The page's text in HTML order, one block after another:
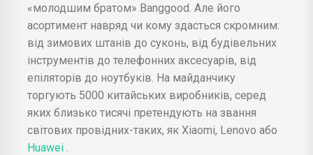
«молодшим братом» Banggood. Але його
асортимент навряд чи кому здасться скромним:
від зимових штанів до суконь, від будівельних
інструментів до телефонних аксесуарів, від
епіляторів до ноутбуків. На майданчику
торгують 5000 китайських виробників, серед
яких близько тисячі претендують на звання
світових провідних-таких, як Xiaomi, Lenovo або
Huawei .